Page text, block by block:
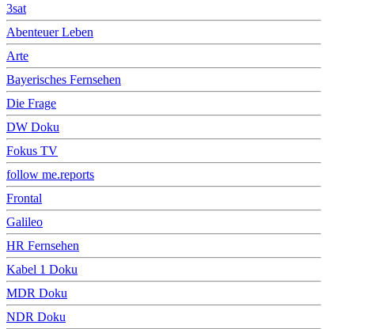
3sat
Abenteuer Leben
Arte
Bayerisches Fernsehen
Die Frage
DW Doku
Fokus TV
follow me.reports
Frontal
Galileo
HR Fernsehen
Kabel 1 Doku
MDR Doku
NDR Doku